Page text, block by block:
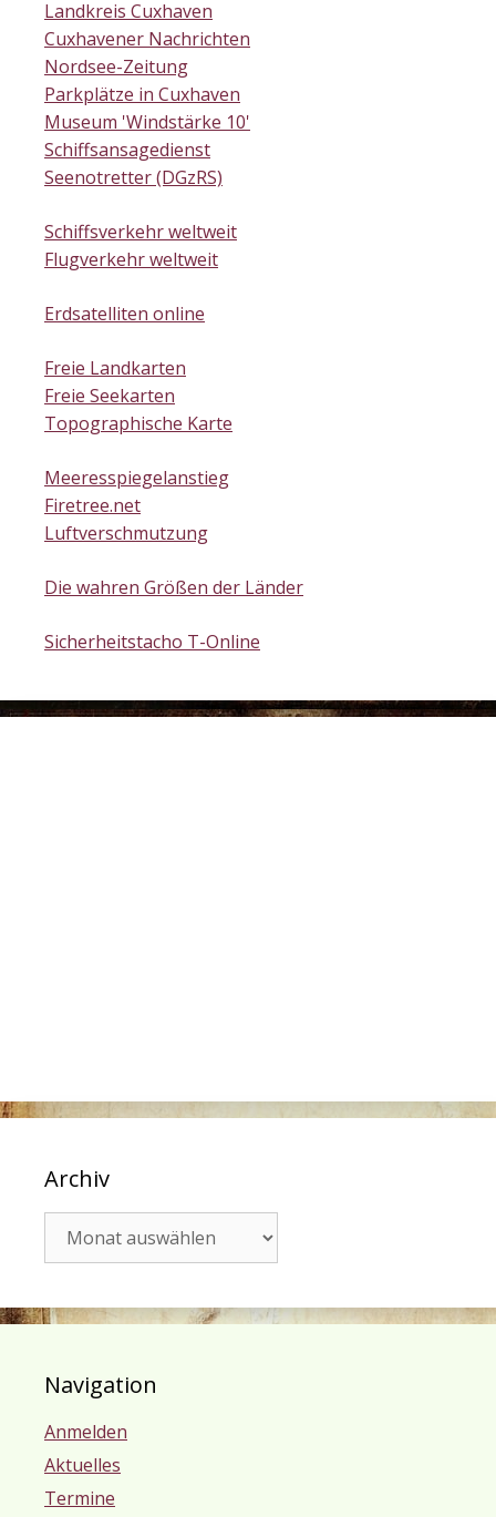
Landkreis Cuxhaven
Cuxhavener Nachrichten
Nordsee-Zeitung
Parkplätze in Cuxhaven
Museum 'Windstärke 10'
Schiffsansagedienst
Seenotretter (DGzRS)
Schiffsverkehr weltweit
Flugverkehr weltweit
Erdsatelliten online
Freie Landkarten
Freie Seekarten
Topographische Karte
Meeresspiegelanstieg
Firetree.net
Luftverschmutzung
Die wahren Größen der Länder
Sicherheitstacho T-Online
Archiv
Navigation
Anmelden
Aktuelles
Termine